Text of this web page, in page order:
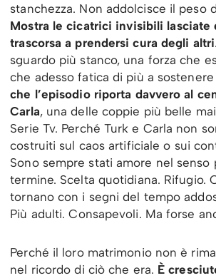
stanchezza. Non addolcisce il peso
Mostra le cicatrici invisibili lasciate
trascorsa a prendersi cura degli altri
sguardo più stanco, una forza che
che adesso fatica di più a
che l’episodio riporta davvero al
Carla, una delle coppie più belle
Serie Tv. Perché Turk e Carla non
costruiti sul caos artificiale o sui
Sono sempre stati amore nel senso
termine. Scelta quotidiana. Rifugio.
tornano con i segni del tempo
Più adulti. Consapevoli. Ma forse
Perché il loro matrimonio non è
nel ricordo di ciò che era. È